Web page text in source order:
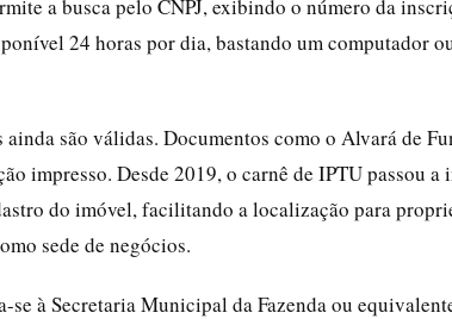
a busca pelo CNPJ, exibindo o número da
24 horas por dia, bastando um computador
são válidas. Documentos como o Alvará de
impresso. Desde 2019, o carnê de IPTU passou
do imóvel, facilitando a localização para
sede de negócios.
à Secretaria Municipal da Fazenda ou